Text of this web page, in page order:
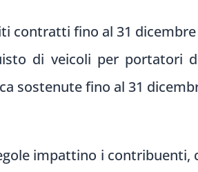
contratti fino al 31 dicembre
di veicoli per portatori
sostenute fino al 31
impattino i contribuenti,